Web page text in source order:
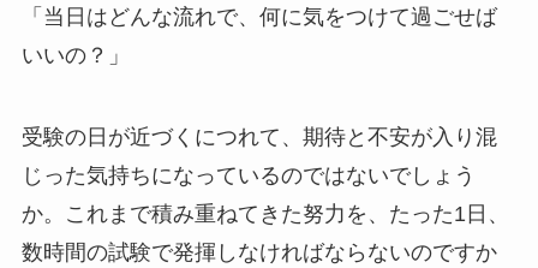
「当日はどんな流れで、何に気をつけて過ごせば
いいの？」
受験の日が近づくにつれて、期待と不安が入り混
じった気持ちになっているのではないでしょう
か。これまで積み重ねてきた努力を、たった1日、
数時間の試験で発揮しなければならないのですか